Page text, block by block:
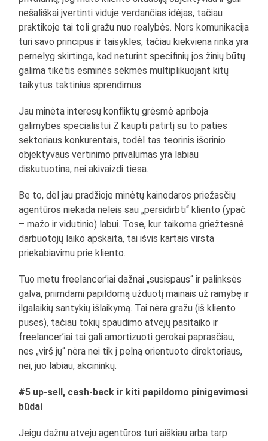
nešališkai įvertinti viduje verdančias idėjas, tačiau
praktikoje tai toli gražu nuo realybės. Nors komunikacija
turi savo principus ir taisykles, tačiau kiekviena rinka yra
pernelyg skirtinga, kad neturint specifinių jos žinių būtų
galima tikėtis esminės sėkmės multiplikuojant kitų
taikytus taktinius sprendimus.
Jau minėta interesų konfliktų grėsmė apriboja
galimybes specialistui Z kaupti patirtį su to paties
sektoriaus konkurentais, todėl tas teorinis išorinio
objektyvaus vertinimo privalumas yra labiau
diskutuotina, nei akivaizdi tiesa.
Be to, dėl jau pradžioje minėtų kainodaros priežasčių
agentūros niekada neleis sau „persidirbti“ kliento (ypač
– mažo ir vidutinio) labui. Tose, kur taikoma griežtesnė
darbuotojų laiko apskaita, tai išvis kartais virsta
priekabiavimu prie kliento.
Tuo metu freelancer’iai dažnai „susispaus“ ir palinksės
galva, priimdami papildomą užduotį mainais už ramybę ir
ilgalaikių santykių išlaikymą. Tai nėra gražu (iš kliento
pusės), tačiau tokių spaudimo atvejų pasitaiko ir
freelancer’iai tai gali amortizuoti gerokai paprasčiau,
nes „virš jų“ nėra nei tik į pelną orientuoto direktoriaus,
nei, juo labiau, akcininkų.
#5 up-sell, cash-back ir kiti papildomo pinigavimosi
būdai
Jeigu dažnu atveju agentūros turi aiškiau arba tarp